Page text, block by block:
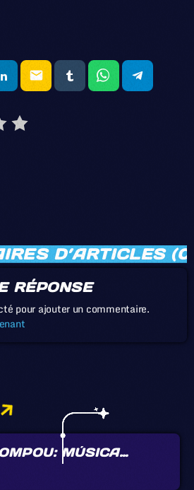
email
D’ARTICLES
RÉPONSE
pour ajouter un commentaire.
MÚSICA